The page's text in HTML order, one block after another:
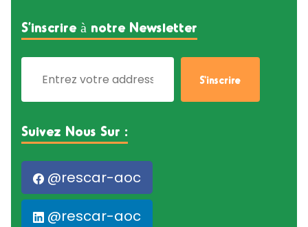
S’inscrire à notre Newsletter
Suivez Nous Sur :
@rescar-aoc
@rescar-aoc